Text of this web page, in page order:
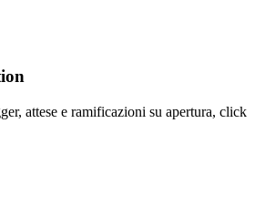
attese e ramificazioni su apertura, click